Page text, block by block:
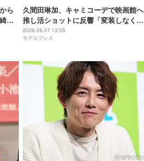
ら
反
久間田琳加、キャミコーデで映画館へ
推し活ショットに反響「変装しなくて
大丈夫？」「透明感レベチ」と反響
2026.08.07 13:55
モデルプレス